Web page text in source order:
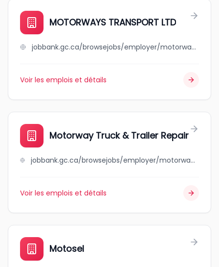
MOTORWAYS TRANSPORT LTD
jobbank.gc.ca/browsejobs/employer/motorways+transport+ltd/ca
Voir les emplois et détails
Motorway Truck & Trailer Repair
jobbank.gc.ca/browsejobs/employer/motorway+truck+%26+trailer+repair/ca
Voir les emplois et détails
Motosel